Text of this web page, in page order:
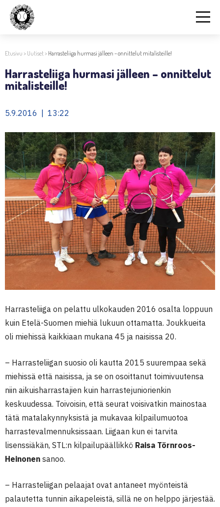
Etusivu > Uutiset> Harrasteliiga hurmasi jälleen – onnittelut mitalisteille!
Harrasteliiga hurmasi jälleen – onnittelut
mitalisteille!
5.9.2016 | 13:22
Harrasteliiga on pelattu ulkokauden 2016 osalta loppuun
kuin Etelä-Suomen miehiä lukuun ottamatta. Joukkueita
oli miehissä kaikkiaan mukana 45 ja naisissa 20.
– Harrasteliigan suosio oli kautta 2015 suurempaa sekä
miehissä että naisissa, ja se on osoittanut toimivuutensa
niin aikuisharrastajien kuin harrastejuniorienkin
keskuudessa. Toivoisin, että seurat voisivatkin mainostaa
tätä matalakynnyksistä ja mukavaa kilpailumuotoa
harrastevalmennuksissaan. Liigaan kun ei tarvita
lisenssiäkän, STL:n kilpailupäällikkö Raisa Törnroos-
Heinonen sanoo.
– Harrasteliigan pelaajat ovat antaneet myönteistä
palautetta tunnin aikapeleistä, sillä ne on helppo järjestää.